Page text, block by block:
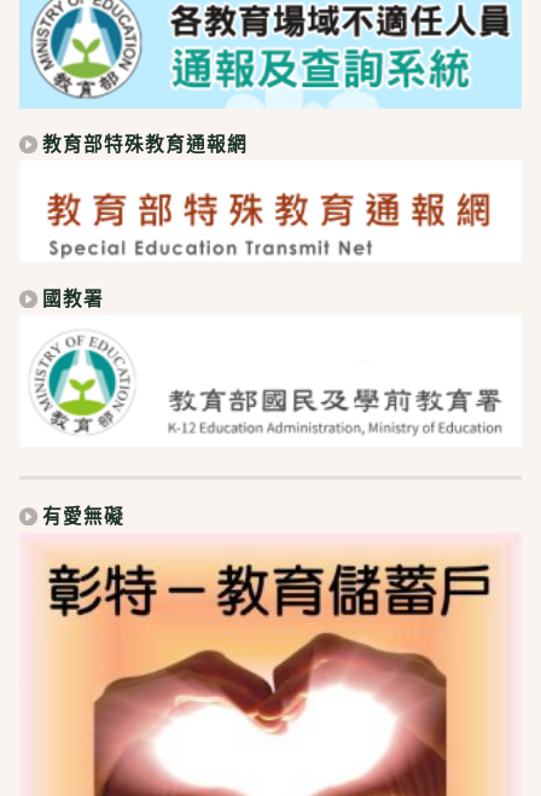
教育部特殊教育通報網
國教署
有愛無礙